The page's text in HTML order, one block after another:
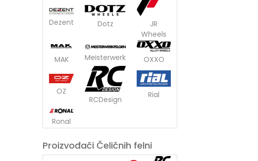
Dezent Dotz
JR
Wheels
MAK Meisterwerk OXXO
OZ
RCDesign
Rial
Ronal
Proizvođači Čeličnih felni